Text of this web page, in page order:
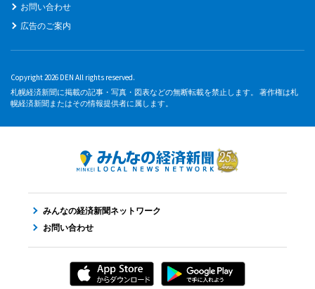
お問い合わせ
広告のご案内
Copyright 2026 DEN All rights reserved.
札幌経済新聞に掲載の記事・写真・図表などの無断転載を禁止します。 著作権は札
幌経済新聞またはその情報提供者に属します。
みんなの経済新聞ネットワーク
お問い合わせ